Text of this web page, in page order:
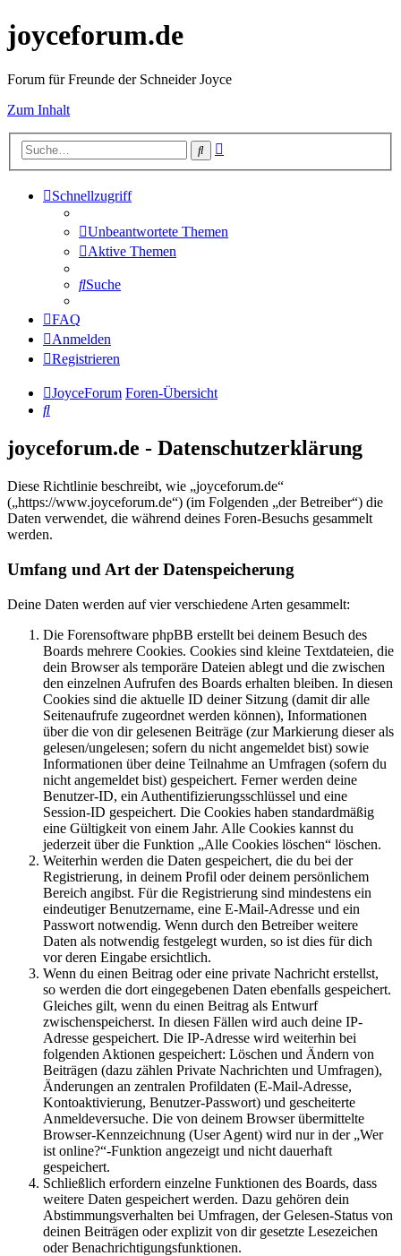
joyceforum.de
Forum für Freunde der Schneider Joyce
Zum Inhalt
Suche
Schnellzugriff
Unbeantwortete Themen
Aktive Themen
Suche
FAQ
Anmelden
Registrieren
JoyceForum Foren-Übersicht
Suche
joyceforum.de - Datenschutzerklärung
Diese Richtlinie beschreibt, wie „joyceforum.de“
(„https://www.joyceforum.de“) (im Folgenden „der Betreiber“) die
Daten verwendet, die während deines Foren-Besuchs gesammelt
werden.
Umfang und Art der Datenspeicherung
Deine Daten werden auf vier verschiedene Arten gesammelt:
Die Forensoftware phpBB erstellt bei deinem Besuch des
Boards mehrere Cookies. Cookies sind kleine Textdateien, die
dein Browser als temporäre Dateien ablegt und die zwischen
den einzelnen Aufrufen des Boards erhalten bleiben. In diesen
Cookies sind die aktuelle ID deiner Sitzung (damit dir alle
Seitenaufrufe zugeordnet werden können), Informationen
über die von dir gelesenen Beiträge (zur Markierung dieser als
gelesen/ungelesen; sofern du nicht angemeldet bist) sowie
Informationen über deine Teilnahme an Umfragen (sofern du
nicht angemeldet bist) gespeichert. Ferner werden deine
Benutzer-ID, ein Authentifizierungsschlüssel und eine
Session-ID gespeichert. Die Cookies haben standardmäßig
eine Gültigkeit von einem Jahr. Alle Cookies kannst du
jederzeit über die Funktion „Alle Cookies löschen“ löschen.
Weiterhin werden die Daten gespeichert, die du bei der
Registrierung, in deinem Profil oder deinem persönlichem
Bereich angibst. Für die Registrierung sind mindestens ein
eindeutiger Benutzername, eine E-Mail-Adresse und ein
Passwort notwendig. Wenn durch den Betreiber weitere
Daten als notwendig festgelegt wurden, so ist dies für dich
vor deren Eingabe ersichtlich.
Wenn du einen Beitrag oder eine private Nachricht erstellst,
so werden die dort eingegebenen Daten ebenfalls gespeichert.
Gleiches gilt, wenn du einen Beitrag als Entwurf
zwischenspeicherst. In diesen Fällen wird auch deine IP-
Adresse gespeichert. Die IP-Adresse wird weiterhin bei
folgenden Aktionen gespeichert: Löschen und Ändern von
Beiträgen (dazu zählen Private Nachrichten und Umfragen),
Änderungen an zentralen Profildaten (E-Mail-Adresse,
Kontoaktivierung, Benutzer-Passwort) und gescheiterte
Anmeldeversuche. Die von deinem Browser übermittelte
Browser-Kennzeichnung (User Agent) wird nur in der „Wer
ist online?“-Funktion angezeigt und nicht dauerhaft
gespeichert.
Schließlich erfordern einzelne Funktionen des Boards, dass
weitere Daten gespeichert werden. Dazu gehören dein
Abstimmungsverhalten bei Umfragen, der Gelesen-Status von
deinen Beiträgen oder explizit von dir gesetzte Lesezeichen
oder Benachrichtigungsfunktionen.